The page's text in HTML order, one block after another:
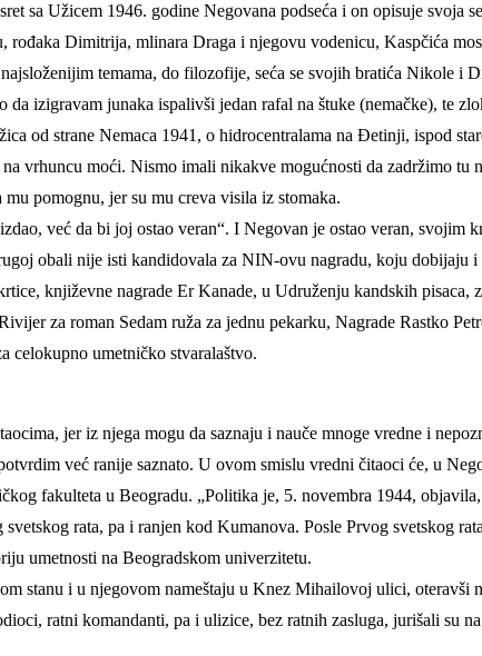
sa Užicem 1946. godine Negovana podseća i on opisuje svoja
rođaka Dimitrija, mlinara Draga i njegovu vodenicu, Kaspčića
temama, do filozofije, seća se svojih bratića Nikole i
izigravam junaka ispalivši jedan rafal na štuke (nemačke), te
od strane Nemaca 1941, o hidrocentralama na Đetinji, ispod
vrhuncu moći. Nismo imali nikakve mogućnosti da zadržimo tu
pomognu, jer su mu creva visila iz stomaka.
već da bi joj ostao veran“. I Negovan je ostao veran, svojim
obali nije isti kandidovala za NIN-ovu nagradu, koju dobijaju i
književne nagrade Er Kanade, u Udruženju kandskih pisaca,
za roman Sedam ruža za jednu pekarku, Nagrade Rastko
celokupno umetničko stvaralaštvo.
jer iz njega mogu da saznaju i nauče mnoge vredne i
već ranije saznato. U ovom smislu vredni čitaoci će, u
fakulteta u Beogradu. „Politika je, 5. novembra 1944,
rata, pa i ranjen kod Kumanova. Posle Prvog svetskog
umetnosti na Beogradskom univerzitetu.
stanu i u njegovom nameštaju u Knez Mihailovoj ulici, oteravši
ratni komandanti, pa i ulizice, bez ratnih zasluga, jurišali su